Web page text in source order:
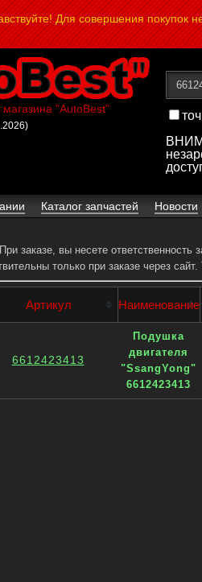
Для совершения покупок
магазина "AutoBest"
Каталог запчастей Новости
заказе, вы несете ответственность
только при заказе через сайт.
Артикул Наименование
6612423413
Подушка
двигателя
"SsangYong"
6612423413